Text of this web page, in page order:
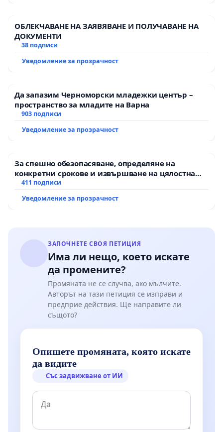
ОБЛЕКЧАВАНЕ НА ЗАЯВЯВАНЕ И ПОЛУЧАВАНЕ НА
ДОКУМЕНТИ
38 подписи
Уведомление за прозрачност
Да запазим Черноморски младежки център –
пространство за младите на Варна
903 подписи
Уведомление за прозрачност
За спешно обезопасяване, определяне на
конкретни срокове и извършване на цялостна
рехабилитация на републиканския път между
Мирово - к.к. Момин проход
411 подписи
Уведомление за прозрачност
ЗАПОЧНЕТЕ СВОЯ ПЕТИЦИЯ
Има ли нещо, което искате
да промените?
Промяната не се случва, ако мълчите.
Авторът на тази петиция се изправи и
предприе действия. Ще направите ли
същото?
Опишете промяната, която искате
да видите
Със задвижване от ИИ